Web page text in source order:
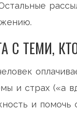
С ТЕМИ,
и страх («а
и помочь